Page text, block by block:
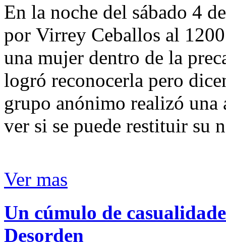
En la noche del sábado 4
por Virrey Ceballos al
una mujer dentro de la
logró reconocerla pero
grupo anónimo realizó
ver si se puede restituir su
Ver mas
Un cúmulo de
Desorden